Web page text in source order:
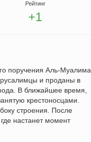
Рейтинг
+1
поручения Аль-Муалима
и проданы в
В ближайшее время,
крестоносцами.
строения. После
настанет момент